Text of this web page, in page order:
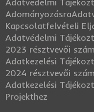
Adományozásra
Kapcsolatfelvételi
Adatvédelmi
2023 résztvevői
Adatkezelési
2024 résztvevői
Adatkezelési
Projekthez